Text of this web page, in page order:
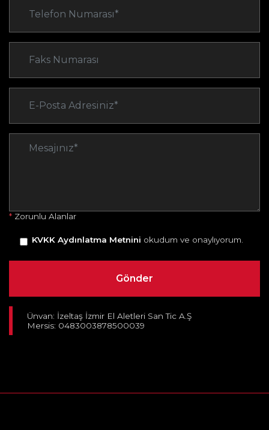
* Zorunlu Alanlar
KVKK Aydınlatma Metnini okudum ve onaylıyorum.
Ünvan: İzeltaş İzmir El Aletleri San Tic A.Ş
Mersis: 0483003878500039